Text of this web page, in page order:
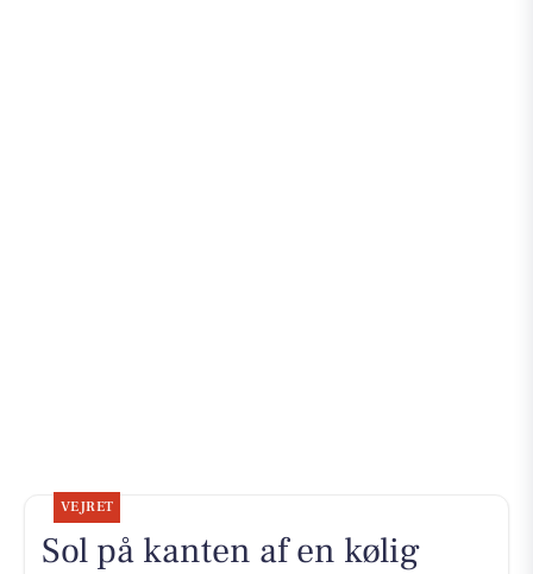
VEJRET
Sol på kanten af en kølig